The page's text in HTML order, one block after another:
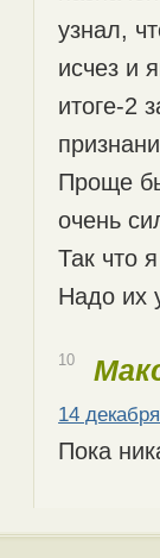
узнал,
исчез и
итоге-2
Проще
очень
Так что
Надо их
10
14
Пока